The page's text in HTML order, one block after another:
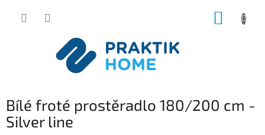
Bílé froté prostěradlo 180/200 cm -
Silver line